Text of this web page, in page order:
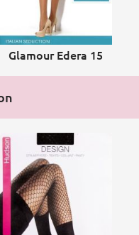
Glamour Edera 15